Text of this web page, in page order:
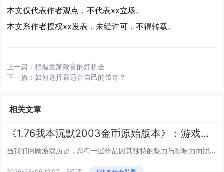
本文仅代表作者观点，不代表xx立场。
本文系作者授权xx发表，未经许可，不得转载。
上一篇：把握发家致富的好机会
下一篇：如何选择最适合自己的传奇？
相关文章
《1.76我本沉默2003金币原始版本》：游戏史上的经典之作
当我们回顾游戏历史，总有一些作品因其独特的魅力与影响力而脱颖而出。其中，2003年推出的《1.76我本沉默2003金币...